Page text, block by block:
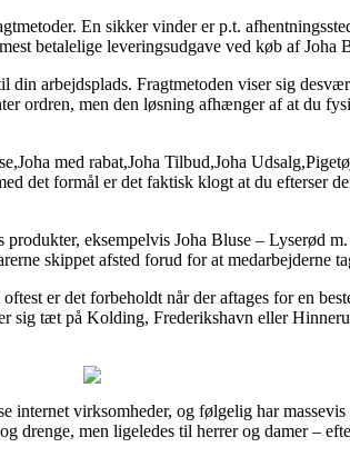
En sikker vinder er p.t.
betalelige leveringsudgave ved køb af Joha
arbejdsplads. Fragtmetoden viser sig
ordren, men den løsning afhænger af at du
med rabat,Joha Tilbud,Joha
det formål er det faktisk klogt at du efterser
eksempelvis Joha Bluse – Lyserød
skippet afsted forud for at medarbejderne
er det forbeholdt når der aftages for en
sig tæt på Kolding, Frederikshavn eller
virksomheder, og følgelig har
drenge, men ligeledes til herrer og damer –